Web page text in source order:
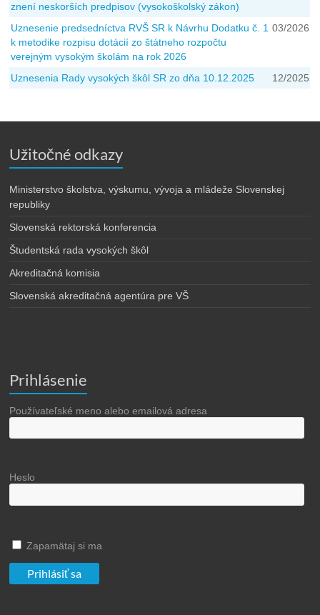
znení neskorších predpisov (vysokoškolský zákon)
Uznesenie predsedníctva RVŠ SR k Návrhu Dodatku č. 1
k metodike rozpisu dotácií zo štátneho rozpočtu
verejným vysokým školám na rok 2026
03/2026
Uznesenia Rady vysokých škôl SR zo dňa 10.12.2025 12/2025
Užitočné odkazy
Ministerstvo školstva, výskumu, vývoja a mládeže Slovenskej
republiky
Slovenská rektorská konferencia
Študentská rada vysokých škôl
Akreditačná komisia
Slovenská akreditačná agentúra pre VŠ
Prihlásenie
Používateľské meno alebo emailová adresa
Heslo
Zapamätaj si ma